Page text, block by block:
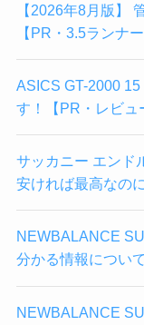
【2026年8月版】
【PR・3.5ランナー
ASICS GT-2000
す！【PR・レビュ
サッカニー エンド
安ければ最高なの
NEWBALANCE
分かる情報につい
NEWBALANCE